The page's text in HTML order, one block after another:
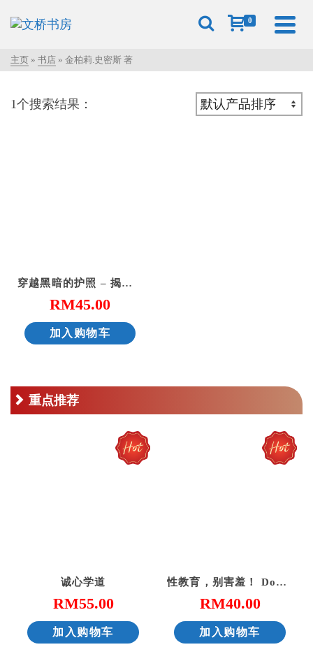
0
主页 » 书店 » 金柏莉.史密斯 著
1个搜索结果：
穿越黑暗的护照 – 揭露苏丹孤儿的真实苦境
RM45.00
加入购物车
重点推荐
诚心学道
RM55.00
加入购物车
性教育，别害羞！ Don’t Be Shy: A Friendly Guide to Sex Education
RM40.00
加入购物车